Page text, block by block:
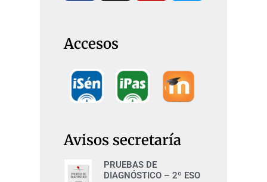
Accesos
Avisos secretaría
PRUEBAS DE
DIAGNÓSTICO – 2º ESO